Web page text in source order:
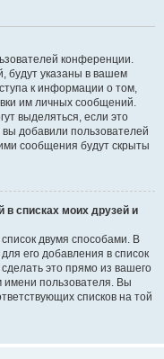
конференции.
будут указаны в вашем
к информации о том,
им личных сообщений.
выделяться, если это
добавили пользователей
сообщения будут скрыты
в списках моих друзей и
двумя способами. В
его добавления в список
это прямо из вашего
имени пользователя. Вы
списков на той